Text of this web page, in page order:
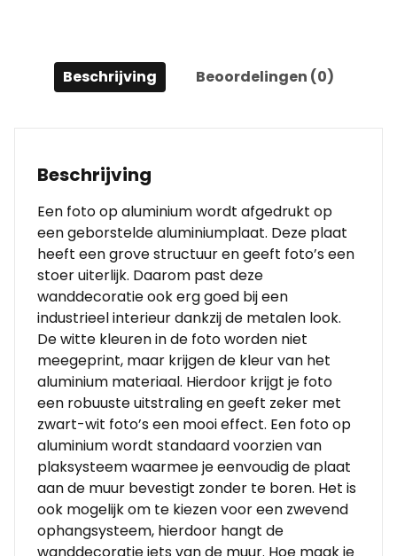
Beschrijving Beoordelingen (0)
Beschrijving
Een foto op aluminium wordt afgedrukt op
een geborstelde aluminiumplaat. Deze plaat
heeft een grove structuur en geeft foto’s een
stoer uiterlijk. Daarom past deze
wanddecoratie ook erg goed bij een
industrieel interieur dankzij de metalen look.
De witte kleuren in de foto worden niet
meegeprint, maar krijgen de kleur van het
aluminium materiaal. Hierdoor krijgt je foto
een robuuste uitstraling en geeft zeker met
zwart-wit foto’s een mooi effect. Een foto op
aluminium wordt standaard voorzien van
plaksysteem waarmee je eenvoudig de plaat
aan de muur bevestigt zonder te boren. Het is
ook mogelijk om te kiezen voor een zwevend
ophangsysteem, hierdoor hangt de
wanddecoratie iets van de muur. Hoe maak je